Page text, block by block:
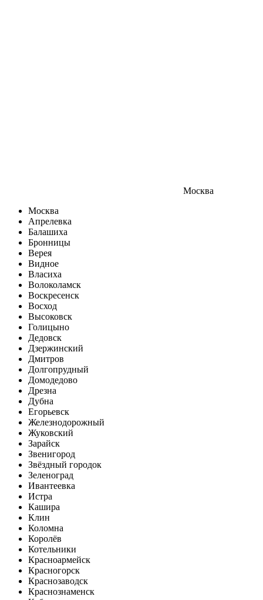
Москва
Москва
Апрелевка
Балашиха
Бронницы
Верея
Видное
Власиха
Волоколамск
Воскресенск
Восход
Высоковск
Голицыно
Дедовск
Дзержинский
Дмитров
Долгопрудный
Домодедово
Дрезна
Дубна
Егорьевск
Железнодорожный
Жуковский
Зарайск
Звенигород
Звёздный городок
Зеленоград
Ивантеевка
Истра
Кашира
Клин
Коломна
Королёв
Котельники
Красноармейск
Красногорск
Краснозаводск
Краснознаменск